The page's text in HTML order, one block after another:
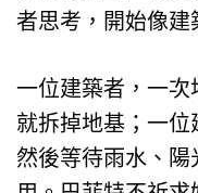
者思考，開始像建
一位建築者，一
就拆掉地基；一位
然後等待雨水、